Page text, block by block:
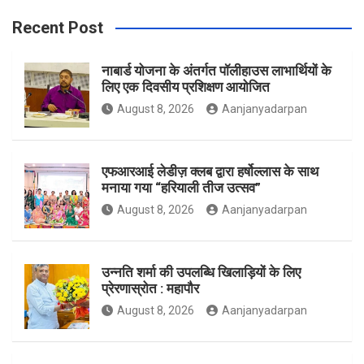
o
k
g
m
e
Recent Post
नाबार्ड योजना के अंतर्गत पॉलीहाउस लाभार्थियों के
लिए एक दिवसीय प्रशिक्षण आयोजित
August 8, 2026 Aanjanyadarpan
एफआरआई लेडीज़ क्लब द्वारा हर्षोल्लास के साथ
मनाया गया “हरियाली तीज उत्सव”
August 8, 2026 Aanjanyadarpan
उन्नति शर्मा की उपलब्धि खिलाड़ियों के लिए
प्रेरणास्रोत : महापौर
August 8, 2026 Aanjanyadarpan